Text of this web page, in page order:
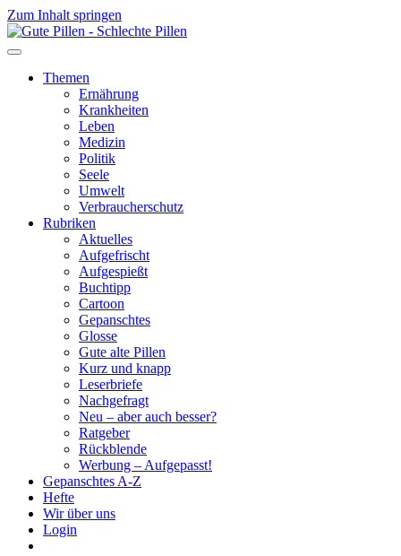
Zum Inhalt springen
Themen
Ernährung
Krankheiten
Leben
Medizin
Politik
Seele
Umwelt
Verbraucherschutz
Rubriken
Aktuelles
Aufgefrischt
Aufgespießt
Buchtipp
Cartoon
Gepanschtes
Glosse
Gute alte Pillen
Kurz und knapp
Leserbriefe
Nachgefragt
Neu – aber auch besser?
Ratgeber
Rückblende
Werbung – Aufgepasst!
Gepanschtes A-Z
Hefte
Wir über uns
Login